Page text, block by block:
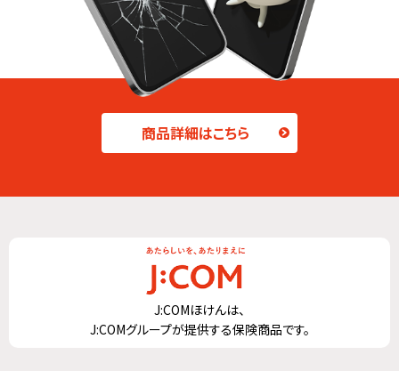
商品詳細はこちら
J:COMほけんは、
J:COMグループが提供する保険商品です。